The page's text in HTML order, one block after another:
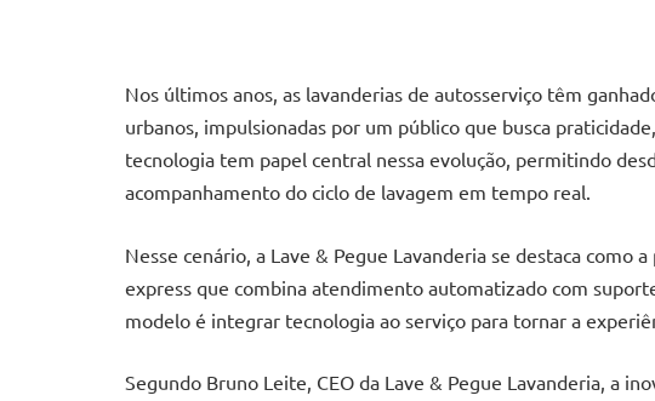
Nos últimos anos, as lavanderias de autosserviço têm
urbanos, impulsionadas por um público que busca
tecnologia tem papel central nessa evolução, permitindo
acompanhamento do ciclo de lavagem em tempo real.
Nesse cenário, a Lave & Pegue Lavanderia se destaca como
express que combina atendimento automatizado com
modelo é integrar tecnologia ao serviço para tornar a
Segundo Bruno Leite, CEO da Lave & Pegue Lavanderia, a